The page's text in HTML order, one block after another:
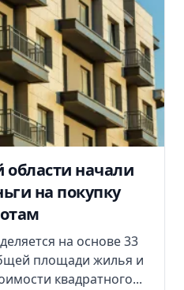
начали
на покупку
на основе 33
площади жилья и
квадратного...